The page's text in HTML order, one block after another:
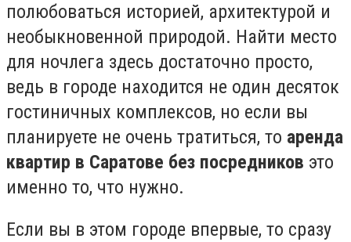
полюбоваться историей, архитектурой и
необыкновенной природой. Найти место
для ночлега здесь достаточно просто,
ведь в городе находится не один десяток
гостиничных комплексов, но если вы
планируете не очень тратиться, то аренда
квартир в Саратове без посредников это
именно то, что нужно.
Если вы в этом городе впервые, то сразу